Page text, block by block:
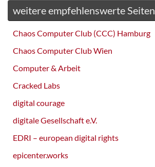
weitere empfehlenswerte Seiten
Chaos Computer Club (CCC) Hamburg
Chaos Computer Club Wien
Computer & Arbeit
Cracked Labs
digital courage
digitale Gesellschaft e.V.
EDRI – european digital rights
epicenter.works